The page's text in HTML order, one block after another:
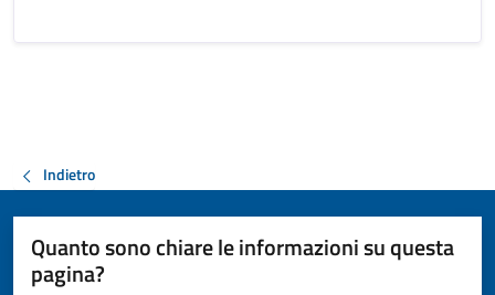
Indietro
Quanto sono chiare le informazioni su questa
pagina?